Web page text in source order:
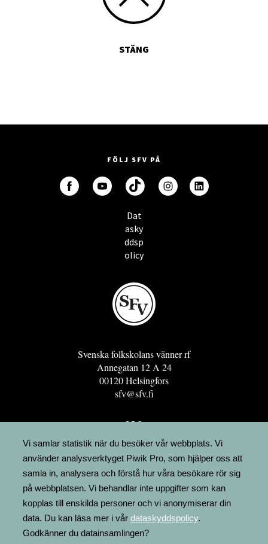
STÄNG
FÖLJ SFV PÅ
Dat
asky
ddsp
olicy
Svenska folkskolans vänner rf
Annegatan 12 A 24
00120 Helsingfors
sfv@sfv.fi
GRO
FÖRENINGSRESURSEN
MINNESRUNOR.FI
UPPSLAGSVERKET FINLAND
LÄGENHETER
FAKTURERING
Vi samlar statistik när du besöker vår webbplats. Vi
använder analysverktyget Piwik Pro, som hjälper oss att
samla in, analysera och förstå hur våra besökare rör sig
på webbplatsen. Vi behandlar inte uppgifter som kan
kopplas till enskilda personer och vi anonymiserar din
data. Du kan läsa mer i vår dataskyddspolicy.
Godkänner du datainsamlingen?